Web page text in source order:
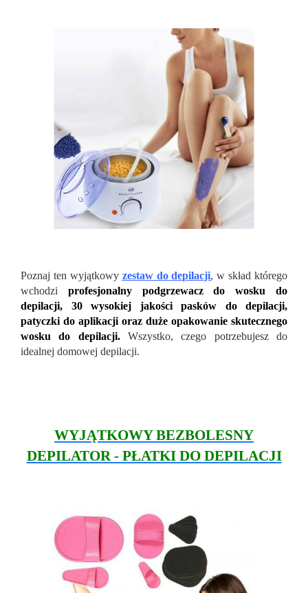
Poznaj ten wyjątkowy zestaw do depilacji, w skład którego
wchodzi profesjonalny podgrzewacz do wosku do
depilacji, 30 wysokiej jakości pasków do depilacji,
patyczki do aplikacji oraz duże opakowanie skutecznego
wosku do depilacji.
Wszystko, czego potrzebujesz do
idealnej domowej depilacji.
WYJĄTKOWY BEZBOLESNY
DEPILATOR - PŁATKI DO DEPILACJI